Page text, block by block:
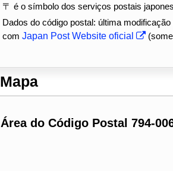
〒 é o símbolo dos serviços postais
Dados do código postal: última
com Japan Post Website oficial
Mapa
Área do Código Postal 794-